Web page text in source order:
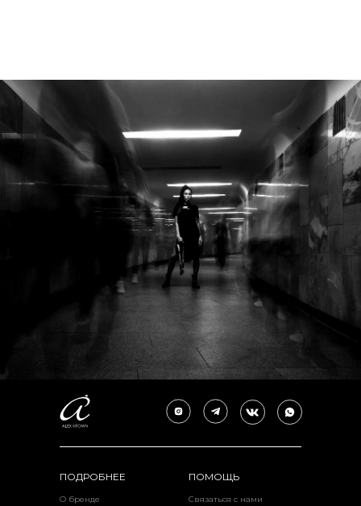
ПОДРОБНЕЕ ПОМОЩЬ
О бренде Связаться с нами